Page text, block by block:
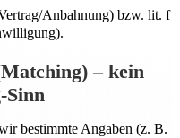
Anbahnung) bzw. lit. f
– kein
Sinn
bestimmte Angaben (z. B.